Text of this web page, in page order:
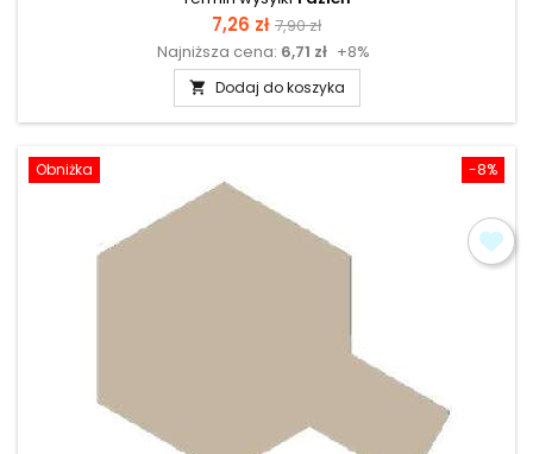
Cena
7,26 zł Cena
podstawowa
7,90 zł
Najniższa cena: 6,71 zł +8%
 Dodaj do koszyka
-8%
Obniżka